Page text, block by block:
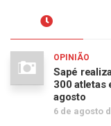
OPINIÃO
Sapé
300 atletas
agosto
6 de agosto